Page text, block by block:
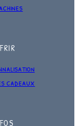
cadeaux